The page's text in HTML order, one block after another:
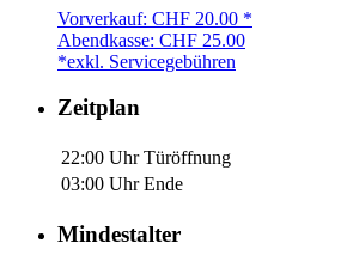
Vorverkauf: CHF 20.00 *
Abendkasse: CHF 25.00
*exkl. Servicegebühren
Zeitplan
22:00 Uhr Türöffnung
03:00 Uhr Ende
Mindestalter